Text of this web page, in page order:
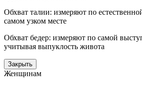
Обхват талии: измеряют по
самом узком месте
Обхват бедер: измеряют по самой
учитывая выпуклость живота
Закрыть
Женщинам